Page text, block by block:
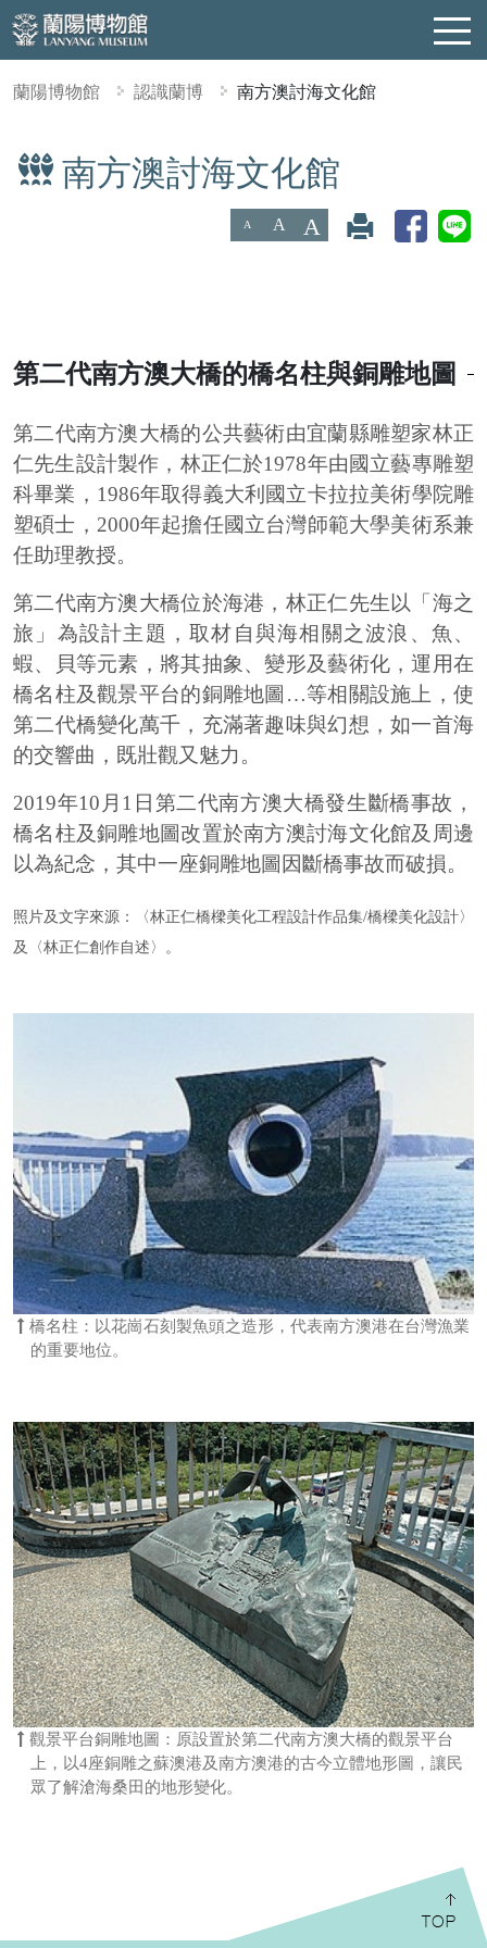
蘭陽博物館 認識蘭博 南方澳討海文化館
南方澳討海文化館
A A A
第二代南方澳大橋的橋名柱與銅雕地圖
第二代南方澳大橋的公共藝術由宜蘭縣雕塑家林正
仁先生設計製作，林正仁於1978年由國立藝專雕塑
科畢業，1986年取得義大利國立卡拉拉美術學院雕
塑碩士，2000年起擔任國立台灣師範大學美術系兼
任助理教授。
第二代南方澳大橋位於海港，林正仁先生以「海之
旅」為設計主題，取材自與海相關之波浪、魚、
蝦、貝等元素，將其抽象、變形及藝術化，運用在
橋名柱及觀景平台的銅雕地圖 …等相關設施上，使
第二代橋變化萬千，充滿著趣味與幻想，如一首海
的交響曲，既壯觀又魅力。
2019年10 月 1 日第二代南方澳大橋發生斷橋事故，
橋名柱及銅雕地圖改置於南方澳討海文化館及周邊
以為紀念，其中一座銅雕地圖因斷橋事故而破損。
照片及文字來源：〈林正仁橋樑美化工程設計作品集/橋樑美化設計〉
及〈林正仁創作自述〉。
橋名柱：以花崗石刻製魚頭之造形，代表南方澳港在台灣漁業
的重要地位。
觀景平台銅雕地圖：原設置於第二代南方澳大橋的觀景平台
上，以4座銅雕之蘇澳港及南方澳港的古今立體地形圖，讓民
眾了解滄海桑田的地形變化。